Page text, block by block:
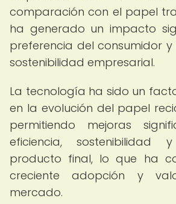
comparación con el papel
ha generado un impacto
preferencia del consumidor
sostenibilidad empresarial.
La tecnología ha sido un
en la evolución del papel
permitiendo mejoras
eficiencia,
producto final, lo que ha
creciente adopción y
mercado.